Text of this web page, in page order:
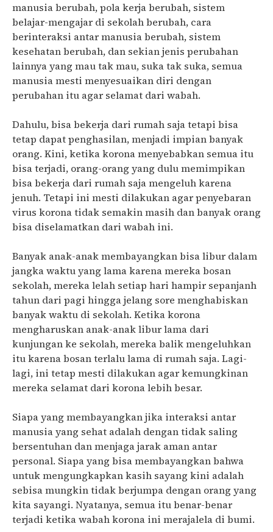
manusia berubah, pola kerja berubah, sistem
belajar-mengajar di sekolah berubah, cara
berinteraksi antar manusia berubah, sistem
kesehatan berubah, dan sekian jenis perubahan
lainnya yang mau tak mau, suka tak suka, semua
manusia mesti menyesuaikan diri dengan
perubahan itu agar selamat dari wabah.
Dahulu, bisa bekerja dari rumah saja tetapi bisa
tetap dapat penghasilan, menjadi impian banyak
orang. Kini, ketika korona menyebabkan semua itu
bisa terjadi, orang-orang yang dulu memimpikan
bisa bekerja dari rumah saja mengeluh karena
jenuh. Tetapi ini mesti dilakukan agar penyebaran
virus korona tidak semakin masih dan banyak orang
bisa diselamatkan dari wabah ini.
Banyak anak-anak membayangkan bisa libur dalam
jangka waktu yang lama karena mereka bosan
sekolah, mereka lelah setiap hari hampir sepanjanh
tahun dari pagi hingga jelang sore menghabiskan
banyak waktu di sekolah. Ketika korona
mengharuskan anak-anak libur lama dari
kunjungan ke sekolah, mereka balik mengeluhkan
itu karena bosan terlalu lama di rumah saja. Lagi-
lagi, ini tetap mesti dilakukan agar kemungkinan
mereka selamat dari korona lebih besar.
Siapa yang membayangkan jika interaksi antar
manusia yang sehat adalah dengan tidak saling
bersentuhan dan menjaga jarak aman antar
personal. Siapa yang bisa membayangkan bahwa
untuk mengungkapkan kasih sayang kini adalah
sebisa mungkin tidak berjumpa dengan orang yang
kita sayangi. Nyatanya, semua itu benar-benar
terjadi ketika wabah korona ini merajalela di bumi.